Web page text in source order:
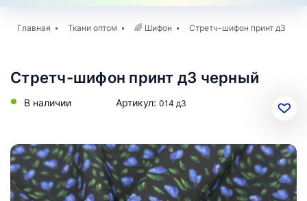
Главная Ткани оптом 🌈 Шифон Стретч-шифон принт д3
Стретч-шифон принт д3 черный
В наличии Артикул: 014 д3